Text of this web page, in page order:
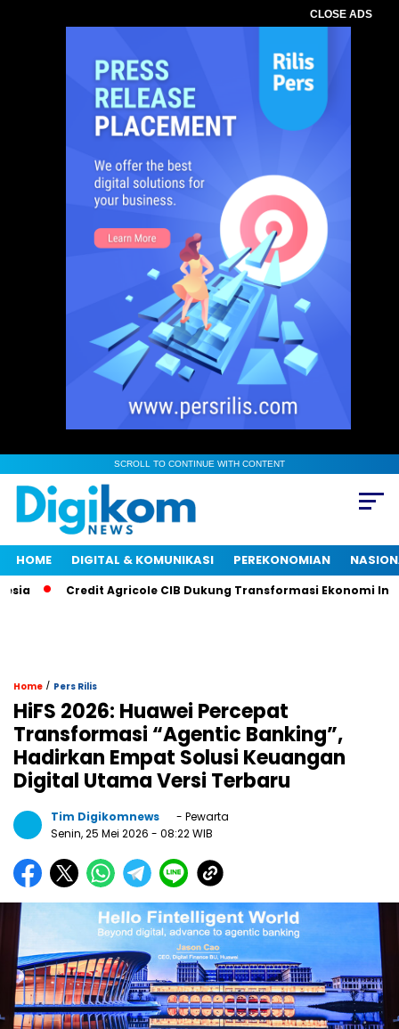
CLOSE ADS
SCROLL TO CONTINUE WITH CONTENT
HOME DIGITAL & KOMUNIKASI PEREKONOMIAN
Credit Agricole CIB Dukung Transformasi Ekonomi
Home / Pers Rilis
HiFS 2026: Huawei Percepat
Transformasi “Agentic Banking”,
Hadirkan Empat Solusi Keuangan
Digital Utama Versi Terbaru
Tim Digikomnews
- Pewarta
Senin, 25 Mei 2026 - 08:22 WIB